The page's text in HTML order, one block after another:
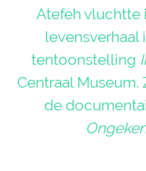
Atefeh vluchtte
levensverhaal
tentoonstelling
Centraal
de